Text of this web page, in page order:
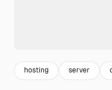
hosting server